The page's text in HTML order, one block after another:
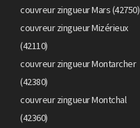
couvreur zingueur Mars (42750)
couvreur zingueur Mizérieux
(42110)
couvreur zingueur Montarcher
(42380)
couvreur zingueur Montchal
(42360)